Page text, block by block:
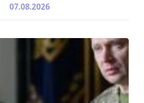
07.08.2026